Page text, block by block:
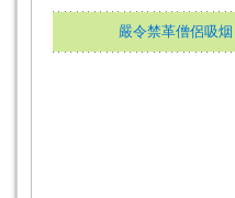
嚴令禁革僧侶吸烟